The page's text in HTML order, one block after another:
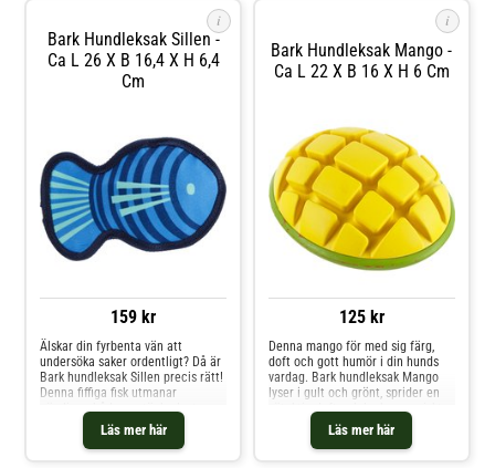
i
Bark Hund­leksak Sillen -
Ca L 26 X B 16,4 X H 6,4
Cm
159 kr
Läs mer här
Älskar din fyrbenta vän att
undersöka saker ordentligt? Då är
Bark hundleksak Sillen precis rätt!
Denna fiffiga fisk utmanar
och uthålligheten. Leksakens
tygklädda yttre inbjuder till
dragkamp och att tugga på, men
i
Bark Hundleksak Mango -
Ca L 22 X B 16 X H 6 Cm
125 kr
Läs mer här
Denna mango för med sig färg,
doft och gott humör i din hunds
vardag. Bark hundleksak Mango
lyser i gult och grönt, sprider en
till sig nyfikna nosar. Redan vid
första anblicken är det tydligt: Här
väntar ingen vanlig leksak, utan